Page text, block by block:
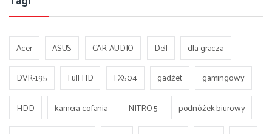
Acer ASUS CAR-AUDIO Dell
dla gracza
DVR-195
Full HD FX504 gadżet
gamingowy
HDD
kamera cofania NITRO 5
podnóżek biurowy